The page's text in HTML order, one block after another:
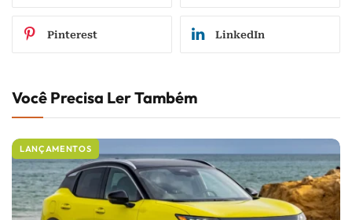
Pinterest LinkedIn
Você Precisa Ler Também
LANÇAMENTOS